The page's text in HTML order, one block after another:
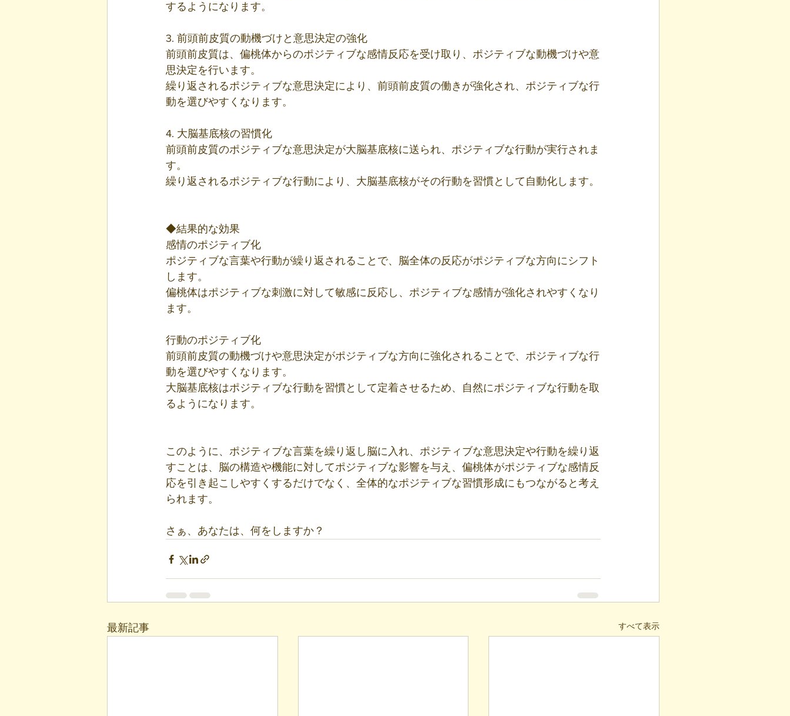
するようになります。
3. 前頭前皮質の動機づけと意思決定の強化
前頭前皮質は、偏桃体からのポジティブな感情反応を受け取り、ポジティブな動機づけや意
思決定を行います。
繰り返されるポジティブな意思決定により、前頭前皮質の働きが強化され、ポジティブな行
動を選びやすくなります。
4. 大脳基底核の習慣化
前頭前皮質のポジティブな意思決定が大脳基底核に送られ、ポジティブな行動が実行されま
す。
繰り返されるポジティブな行動により、大脳基底核がその行動を習慣として自動化します。
◆結果的な効果
感情のポジティブ化
ポジティブな言葉や行動が繰り返されることで、脳全体の反応がポジティブな方向にシフト
します。
偏桃体はポジティブな刺激に対して敏感に反応し、ポジティブな感情が強化されやすくなり
ます。
行動のポジティブ化
前頭前皮質の動機づけや意思決定がポジティブな方向に強化されることで、ポジティブな行
動を選びやすくなります。
大脳基底核はポジティブな行動を習慣として定着させるため、自然にポジティブな行動を取
るようになります。
このように、ポジティブな言葉を繰り返し脳に入れ、ポジティブな意思決定や行動を繰り返
すことは、脳の構造や機能に対してポジティブな影響を与え、偏桃体がポジティブな感情反
応を引き起こしやすくするだけでなく、全体的なポジティブな習慣形成にもつながると考え
られます。
さぁ、あなたは、何をしますか？
最新記事 すべて表示